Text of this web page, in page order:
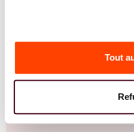
Tout
Vous êtes Sage
Vous êtes Sage Femme
l'accompagnement des
thématique de la fertilité et
options pour avancer
Occitanie et vous êtes
intégrative est la clé ?